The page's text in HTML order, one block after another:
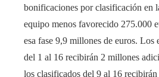
bonificaciones por clasificación en
equipo menos favorecido 275.000
esa fase 9,9 millones de euros. Los
del 1 al 16 recibirán 2 millones
los clasificados del 9 al 16